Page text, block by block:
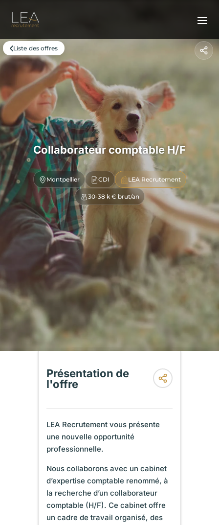
Liste des offres
Collaborateur comptable H/F
Montpellier CDI LEA Recrutement
30-38 k € brut/an
Présentation de
l'offre
LEA Recrutement vous présente
une nouvelle opportunité
professionnelle.
Nous collaborons avec un cabinet
d’expertise comptable renommé, à
la recherche d’un collaborateur
comptable (H/F). Ce cabinet offre
un cadre de travail organisé, des